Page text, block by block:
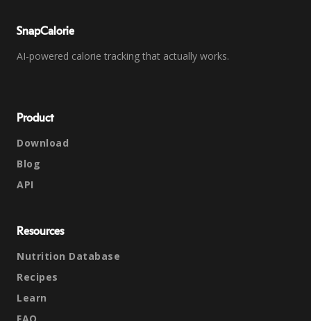
SnapCalorie
AI-powered calorie tracking that actually works.
Product
Download
Blog
API
Resources
Nutrition Database
Recipes
Learn